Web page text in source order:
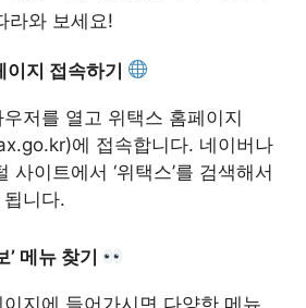
라와 보세요!
이지 접속하기
저를 열고 위택스 홈페이지
에 접속합니다. 네이버나
사이트에서 ‘위택스’를 검색해서
니다.
메뉴 찾기
지에 들어가시면 다양한 메뉴